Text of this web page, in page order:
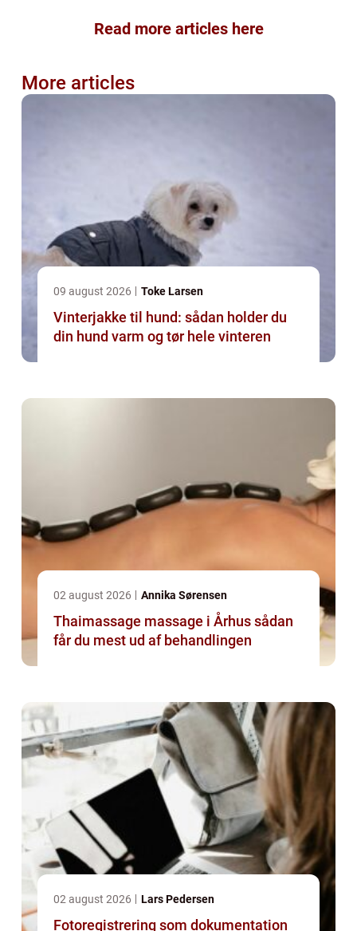
Read more articles here
More articles
09 august 2026 Toke Larsen
Vinterjakke til hund: sådan holder du
din hund varm og tør hele vinteren
02 august 2026 Annika Sørensen
Thaimassage massage i Århus sådan
får du mest ud af behandlingen
02 august 2026 Lars Pedersen
Fotoregistrering som dokumentation